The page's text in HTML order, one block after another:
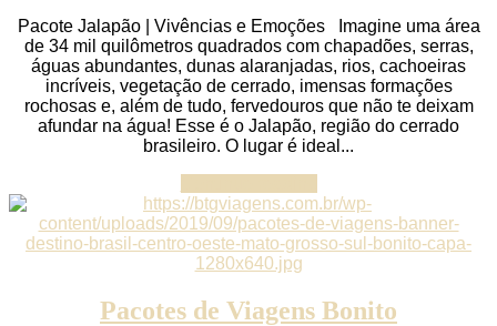
Pacote Jalapão | Vivências e Emoções Imagine uma área
de 34 mil quilômetros quadrados com chapadões, serras,
águas abundantes, dunas alaranjadas, rios, cachoeiras
incríveis, vegetação de cerrado, imensas formações
rochosas e, além de tudo, fervedouros que não te deixam
afundar na água! Esse é o Jalapão, região do cerrado
brasileiro. O lugar é ideal...
Pacotes de Viagens Bonito